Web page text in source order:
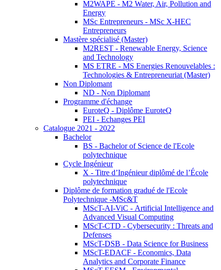
M2WAPE - M2 Water, Air, Pollution and
Energy
MSc Entrepreneurs - MSc X-HEC
Entrepreneurs
Mastère spécialisé (Master)
M2REST - Renewable Energy, Science
and Technology
MS ETRE - MS Energies Renouvelables :
Technologies & Entrepreneuriat (Master)
Non Diplomant
ND - Non Diplomant
Programme d'échange
EuroteQ - Diplôme EuroteQ
PEI - Echanges PEI
Catalogue 2021 - 2022
Bachelor
BS - Bachelor of Science de l'Ecole
polytechnique
Cycle Ingénieur
X - Titre d’Ingénieur diplômé de l’École
polytechnique
Diplôme de formation gradué de l'Ecole
Polytechnique -MSc&T
MScT-AI-ViC - Artificial Intelligence and
Advanced Visual Computing
MScT-CTD - Cybersecurity : Threats and
Defenses
MScT-DSB - Data Science for Business
MScT-EDACF - Economics, Data
Analytics and Corporate Finance